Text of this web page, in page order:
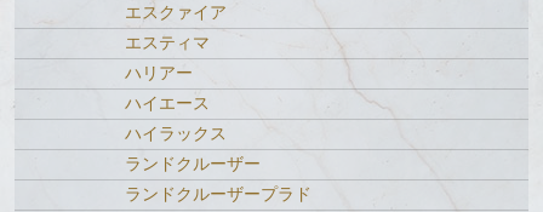
エスクァイア
エスティマ
ハリアー
ハイエース
ハイラックス
ランドクルーザー
ランドクルーザープラド